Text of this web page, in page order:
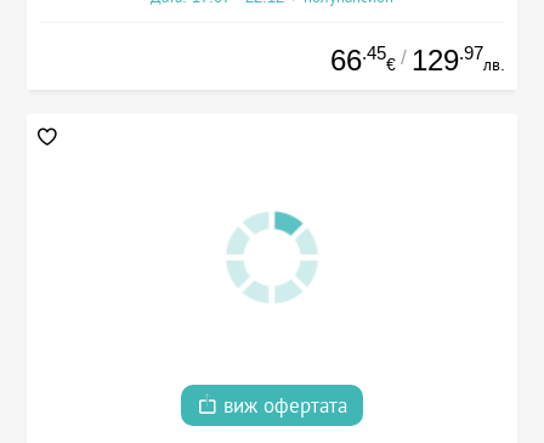
66.45
€ / 129.97
лв.
виж офертата